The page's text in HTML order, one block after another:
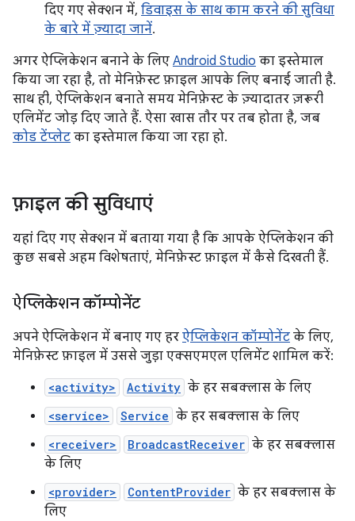
दिए गए सेक्शन में, डिवाइस के साथ काम करने की सुविधा
के बारे में ज़्यादा जानें.
अगर ऐप्लिकेशन बनाने के लिए Android Studio का इस्तेमाल
किया जा रहा है, तो मेनिफ़ेस्ट फ़ाइल आपके लिए बनाई जाती है.
साथ ही, ऐप्लिकेशन बनाते समय मेनिफ़ेस्ट के ज़्यादातर ज़रूरी
एलिमेंट जोड़ दिए जाते हैं. ऐसा खास तौर पर तब होता है, जब
कोड टेंप्लेट का इस्तेमाल किया जा रहा हो.
फ़ाइल की सुविधाएं
यहां दिए गए सेक्शन में बताया गया है कि आपके ऐप्लिकेशन की
कुछ सबसे अहम विशेषताएं, मेनिफ़ेस्ट फ़ाइल में कैसे दिखती हैं.
ऐप्लिकेशन कॉम्पोनेंट
अपने ऐप्लिकेशन में बनाए गए हर ऐप्लिकेशन कॉम्पोनेंट के लिए,
मेनिफ़ेस्ट फ़ाइल में उससे जुड़ा एक्सएमएल एलिमेंट शामिल करें:
<activity> Activity के हर सबक्लास के लिए
<service> Service के हर सबक्लास के लिए
<receiver> BroadcastReceiver के हर सबक्लास
के लिए
<provider> ContentProvider के हर सबक्लास के
लिए